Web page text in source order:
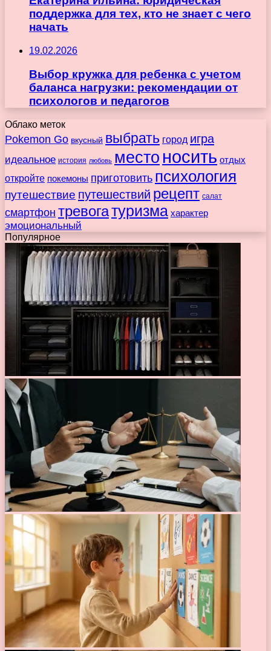
поддержка для тех, кто не знает с чего
начать
19.02.2026
Выбор кружка для ребенка с учетом
баланса нагрузки: рекомендации от
психологов и педагогов
Облако меток
Pokemon Go вкусный выбрать город игра
идеальное история любовь место носить отдых
откройте покемоны приготовить психология
путешествие путешествий рецепт салат
смартфон тревогатуризма характер
эмоциональный
Популярное